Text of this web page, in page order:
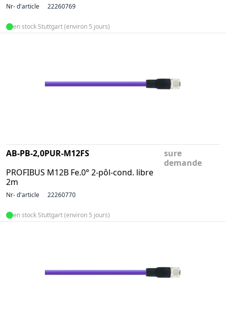
Nr- d'article 22260769
en stock Stuttgart (environ 5 jours)
AB-PB-2,0PUR-M12FS
PROFIBUS M12B Fe.0° 2-pôl-cond. libre
2m
sure
demande
Nr- d'article 22260770
en stock Stuttgart (environ 5 jours)